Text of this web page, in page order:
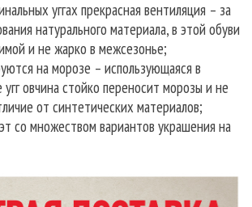
уггах прекрасная вентиляция – за
натурального материала, в этой обуви
и не жарко в межсезонье;
на морозе – использующаяся в
овчина стойко переносит морозы и не
от синтетических материалов;
со множеством вариантов украшения на